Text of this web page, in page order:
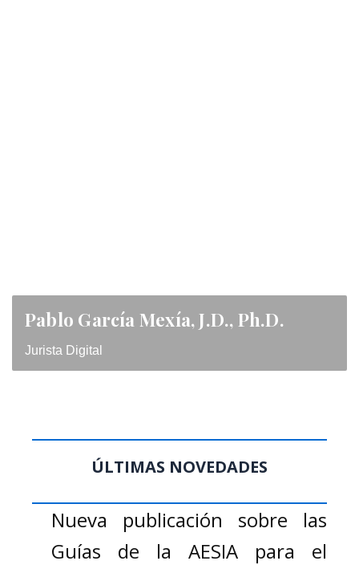
Pablo García Mexía, J.D., Ph.D.
Jurista Digital
ÚLTIMAS NOVEDADES
Nueva publicación sobre las
Guías de la AESIA para el